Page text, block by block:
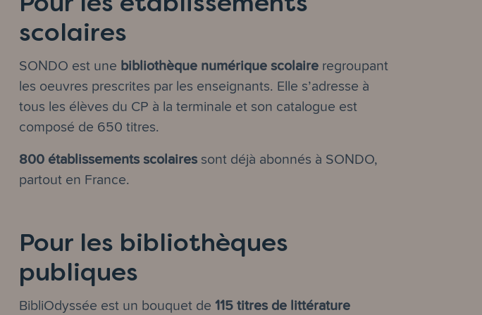
scolaires
SONDO est une bibliothèque numérique scolaire regroupant
les oeuvres prescrites par les enseignants. Elle s’adresse à
tous les élèves du CP à la terminale et son catalogue est
composé de 650 titres.
800 établissements scolaires sont déjà abonnés à SONDO,
partout en France.
Pour les bibliothèques
publiques
BibliOdyssée est un bouquet de115 titres de littérature